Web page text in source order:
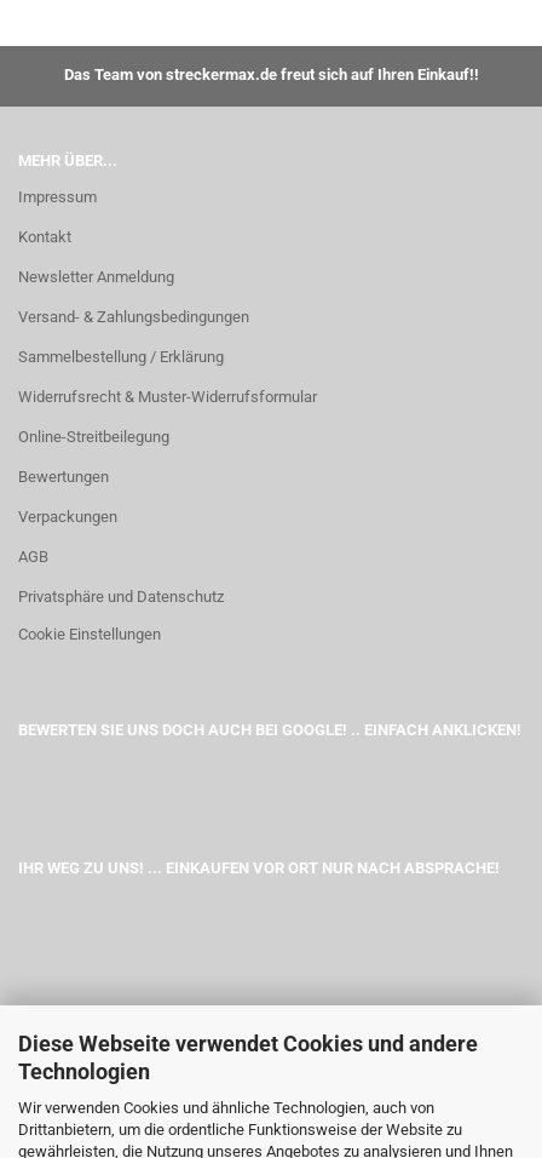
Diese Webseite verwendet Cookies und andere
Technologien
Wir verwenden Cookies und ähnliche Technologien, auch von
Drittanbietern, um die ordentliche Funktionsweise der Website zu
gewährleisten, die Nutzung unseres Angebotes zu analysieren und Ihnen
Das Team von streckermax.de freut sich auf Ihren Einkauf!!
MEHR ÜBER...
Impressum
Kontakt
Newsletter Anmeldung
Versand- & Zahlungsbedingungen
Sammelbestellung / Erklärung
Widerrufsrecht & Muster-Widerrufsformular
Online-Streitbeilegung
Bewertungen
Verpackungen
AGB
Privatsphäre und Datenschutz
Cookie Einstellungen
BEWERTEN SIE UNS DOCH AUCH BEI GOOGLE! .. EINFACH ANKLICKEN!
IHR WEG ZU UNS! ... EINKAUFEN VOR ORT NUR NACH ABSPRACHE!